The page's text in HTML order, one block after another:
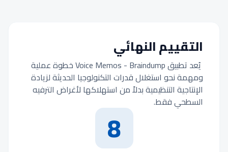
التقييم النهائي
يُعد تطبيق Voice Memos - Braindump خطوة عملية
ومهمة نحو استغلال قدرات التكنولوجيا الحديثة لزيادة
الإنتاجية التنظيمية بدلاً من استهلاكها لأغراض الترفيه
السطحي فقط.
8